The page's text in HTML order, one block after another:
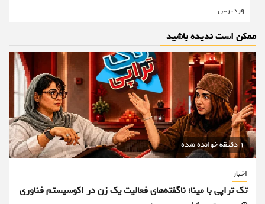
وردپرس
ممکن است ندیده باشید
1 دقیقه خوانده شده
اخبار
تک تراپی با مینا؛ ناگفته‌های فعالیت یک زن در اکوسیستم فناوری